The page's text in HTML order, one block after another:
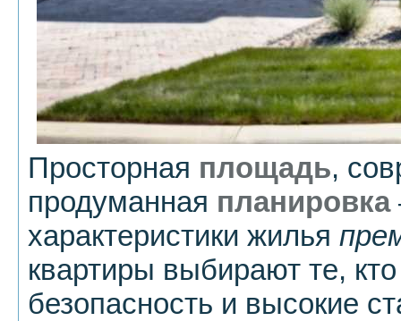
Просторная площадь,
продуманная планировка
характеристики жилья
квартиры выбирают те,
безопасность и высокие